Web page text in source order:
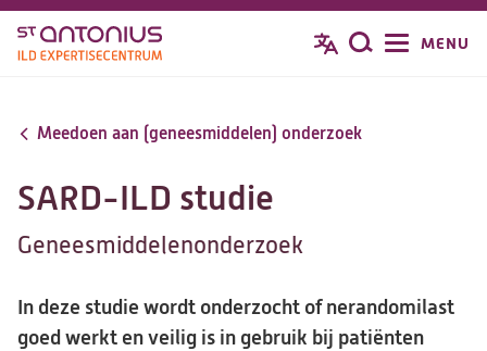
Overslaan
en
inhoud
Zoeken
MENU
Meedoen aan (geneesmiddelen) onderzoek
SARD-ILD studie
Geneesmiddelenonderzoek
In deze studie wordt onderzocht of nerandomilast
goed werkt en veilig is in gebruik bij patiënten